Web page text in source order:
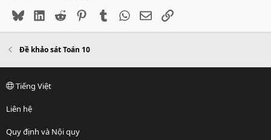
BlueskyLinkedIn
Reddit PinterestTumblr WhatsApp
EmailLink
Đề khảo sát Toán 10
Tiếng Việt
Liên hệ
Quy định và Nội quy